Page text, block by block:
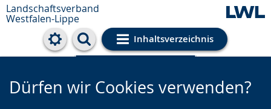
Landschaftsverband
Westfalen-Lippe
Inhaltsverzeichnis
Cookie-Einstellungen
Dürfen wir Cookies verwenden?